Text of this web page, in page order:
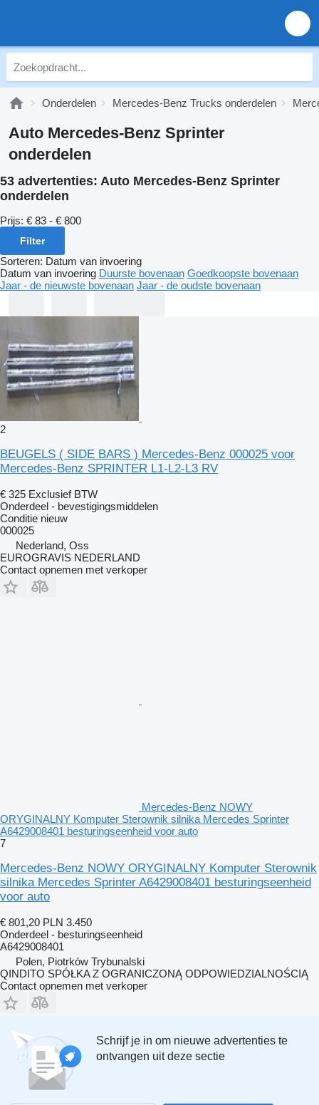
Onderdelen Mercedes-Benz Trucks onderdelen
Auto Mercedes-Benz Sprinter
onderdelen
53 advertenties: Auto Mercedes-Benz Sprinter
onderdelen
Prijs: € 83 - € 800
Filter
Sorteren: Datum van invoering
Datum van invoering Duurste bovenaan Goedkoopste bovenaan
Jaar - de nieuwste bovenaan Jaar - de oudste bovenaan
2
BEUGELS ( SIDE BARS ) Mercedes-Benz 000025 voor
Mercedes-Benz SPRINTER L1-L2-L3 RV
€ 325 Exclusief BTW
Onderdeel - bevestigingsmiddelen
Conditie nieuw
000025
Nederland, Oss
EUROGRAVIS NEDERLAND
Contact opnemen met verkoper
Mercedes-Benz NOWY
ORYGINALNY Komputer Sterownik silnika Mercedes Sprinter
A6429008401 besturingseenheid voor auto
7
Mercedes-Benz NOWY ORYGINALNY Komputer Sterownik
silnika Mercedes Sprinter A6429008401 besturingseenheid
voor auto
€ 801,20 PLN 3.450
Onderdeel - besturingseenheid
A6429008401
Polen, Piotrków Trybunalski
QINDITO SPÓŁKA Z OGRANICZONĄ ODPOWIEDZIALNOŚCIĄ
Contact opnemen met verkoper
Schrijf je in om nieuwe advertenties te
ontvangen uit deze sectie